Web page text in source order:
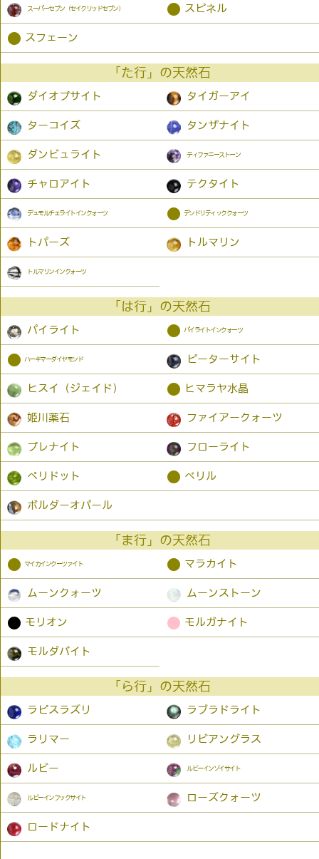
スーパーセブン（セイクリッドセブン） ● スピネル
● スフェーン
「た行」の天然石
ダイオプサイト タイガーアイ
ターコイズ タンザナイト
ダンビュライト ティファニーストーン
チャロアイト テクタイト
デュモルチェライトインクォーツ ● デンドリティッククォーツ
トパーズ トルマリン
トルマリンインクォーツ
「は行」の天然石
パイライト ● パイライトインクォーツ
● ハーキマーダイヤモンド ピーターサイト
ヒスイ（ジェイド） ● ヒマラヤ水晶
姫川薬石 ファイアークォーツ
プレナイト フローライト
ペリドット ● ベリル
ボルダーオパール
「ま行」の天然石
● マイカインクーツァイト ● マラカイト
ムーンクォーツ ムーンストーン
● モリオン ● モルガナイト
モルダバイト
「ら行」の天然石
ラピスラズリ ラブラドライト
ラリマー リビアングラス
ルビー ルビーインゾイサイト
ルビーインフックサイト ローズクォーツ
ロードナイト